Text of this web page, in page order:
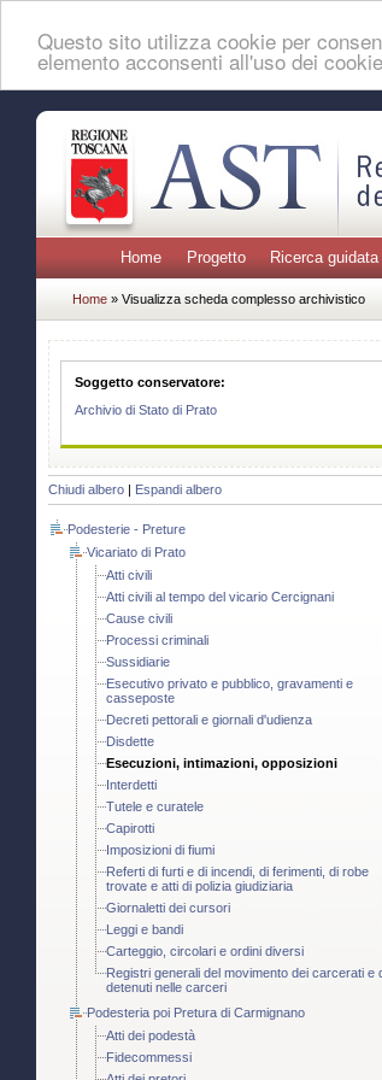
Questo sito utilizza cookie per
elemento acconsenti all'uso dei
Home Progetto Ricerca guidata
Home » Visualizza scheda complesso archivistico
Soggetto conservatore:
Archivio di Stato di Prato
Chiudi albero Espandi albero
Podesterie - Preture
Vicariato di Prato
Atti civili
Atti civili al tempo del vicario Cercignani
Cause civili
Processi criminali
Sussidiarie
Esecutivo privato e pubblico, gravamenti e
casseposte
Decreti pettorali e giornali d'udienza
Disdette
Esecuzioni, intimazioni, opposizioni
Interdetti
Tutele e curatele
Capirotti
Imposizioni di fiumi
Referti di furti e di incendi, di ferimenti, di robe
trovate e atti di polizia giudiziaria
Giornaletti dei cursori
Leggi e bandi
Carteggio, circolari e ordini diversi
Registri generali del movimento dei carcerati e
detenuti nelle carceri
Podesteria poi Pretura di Carmignano
Atti dei podestà
Fidecommessi